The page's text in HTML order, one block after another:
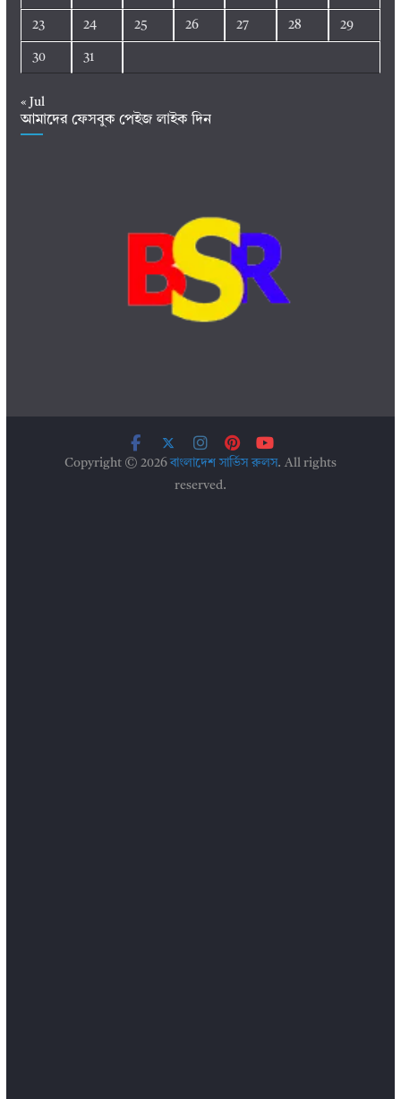
23 24 25 26 27 28 29
30 31
« Jul
আমাদের ফেসবুক পেইজ লাইক দিন
Copyright © 2026বাংলাদেশ সার্ভিস রুলস. All rights
reserved.